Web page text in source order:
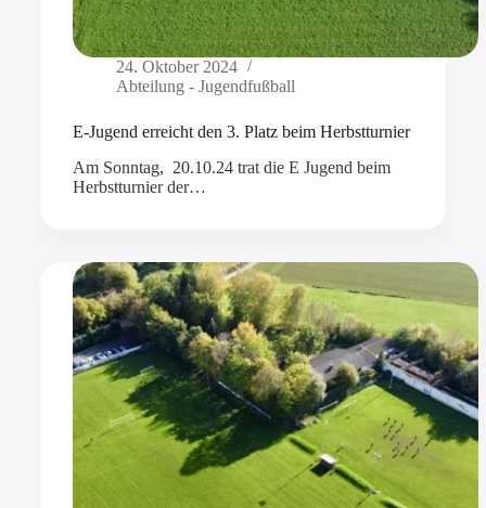
24. Oktober 2024
Abteilung - Jugendfußball
E-Jugend erreicht den 3. Platz beim Herbstturnier
Am Sonntag, 20.10.24 trat die E Jugend beim
Herbstturnier der…